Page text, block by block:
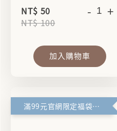
NT$ 50
NT$ 100
- +
加入購物車
滿99元官網限定福袋優惠